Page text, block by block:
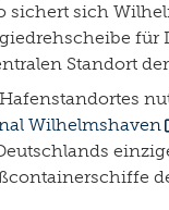
sichert sich
für
Standort
Wilhelmshaven